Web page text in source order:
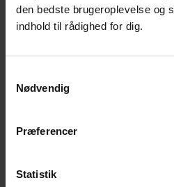
den bedste brugeroplevelse og
indhold til rådighed for dig.
Nødvendig
Præferencer
Statistik
Bliv kontaktet